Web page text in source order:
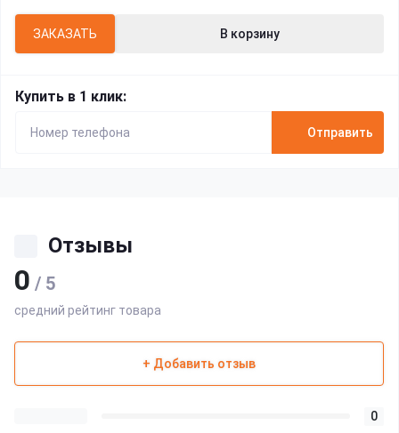
ЗАКАЗАТЬ В корзину
Купить в 1 клик:
Отправить
Отзывы
0 / 5
средний рейтинг товара
+ Добавить отзыв
0